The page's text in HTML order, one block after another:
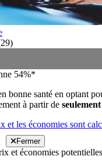
29)
54%*
bonne santé en optant
à partir de
et les économies sont
Fermer
et économies